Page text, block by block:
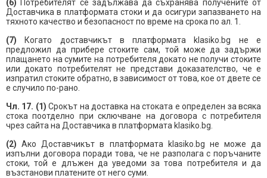
(6) Потребителят се задължава да съхранява получените от
Доставчика в платформата стоки и да осигури запазването на
тяхното качество и безопасност по време на срока по ал. 1.
(7) Когато доставчикът в платформата klasiko.bg не е
предложил да прибере стоките сам, той може да задържи
плащането на сумите на потребителя докато не получи стоките
или докато потребителят не представи доказателство, че е
изпратил стоките обратно, в зависимост от това, кое от двете се
е случило по-рано.
Чл. 17. (1) Срокът на доставка на стоката е определен за всяка
стока поотделно при сключване на договора с потребителя
чрез сайта на Доставчика в платформата klasiko.bg.
(2) Ако Доставчикът в платформата klasiko.bg не може да
изпълни договора поради това, че не разполага с поръчаните
стоки, той е длъжен да уведоми за това потребителя и да
възстанови платените от него суми.